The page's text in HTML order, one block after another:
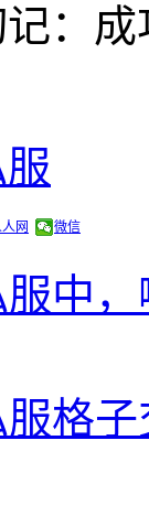
：
网 微信
中
格